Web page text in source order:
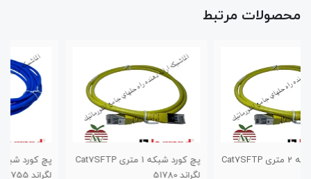
محصولات مرتبط
پچ کورد شبکه 1 متری Cat7SFTP
پچ کورد شبکه 5 متری Cat6SFTP